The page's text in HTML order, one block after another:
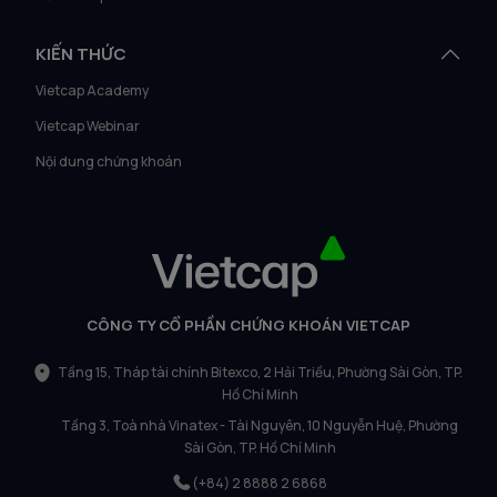
KIẾN THỨC
Vietcap Academy
Vietcap Webinar
Nội dung chứng khoán
CÔNG TY CỔ PHẦN CHỨNG KHOÁN VIETCAP
Tầng 15, Tháp tài chính Bitexco, 2 Hải Triều, Phường Sài Gòn, TP.
Hồ Chí Minh
Tầng 3, Toà nhà Vinatex - Tài Nguyên, 10 Nguyễn Huệ, Phường
Sài Gòn, TP. Hồ Chí Minh
(+84) 2 8888 2 6868